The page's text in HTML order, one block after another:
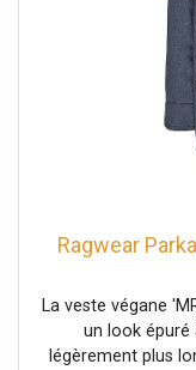
Coupe droite Nom
Ragwear
La veste végane
un look épuré
légèrement plus